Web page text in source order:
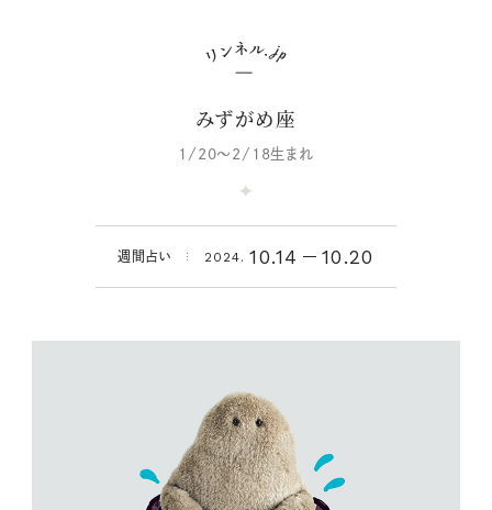
みずがめ座
1/20～2/18生まれ
週間占い 2024. 10.14 10.20